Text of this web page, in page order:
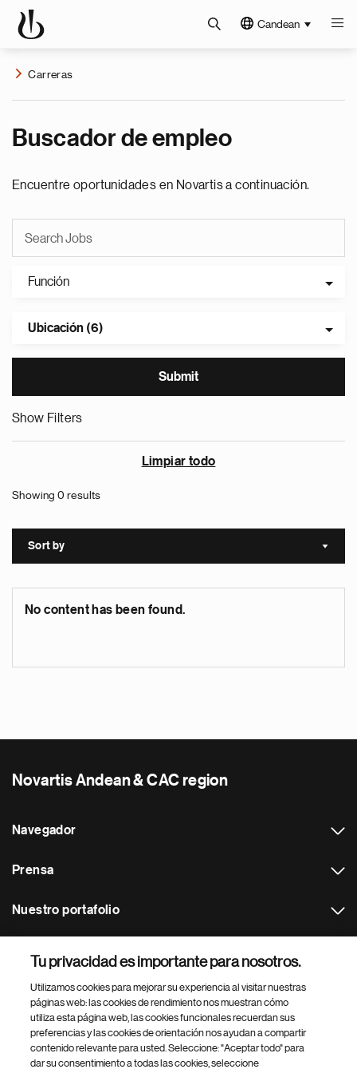
Candean
Carreras
Buscador de empleo
Encuentre oportunidades en Novartis a continuación.
Función
Ubicación (6)
Show Filters
Limpiar todo
Showing 0 results
Sort by Sort
No content has been found.
Novartis Andean & CAC region
Navegador
Prensa
Nuestro portafolio
Footer Site Search
Tu privacidad es importante para nosotros.
Utilizamos cookies para mejorar su experiencia al visitar nuestras
páginas web: las cookies de rendimiento nos muestran cómo
utiliza esta página web, las cookies funcionales recuerdan sus
preferencias y las cookies de orientación nos ayudan a compartir
contenido relevante para usted. Seleccione: "Aceptar todo" para
dar su consentimiento a todas las cookies, seleccione